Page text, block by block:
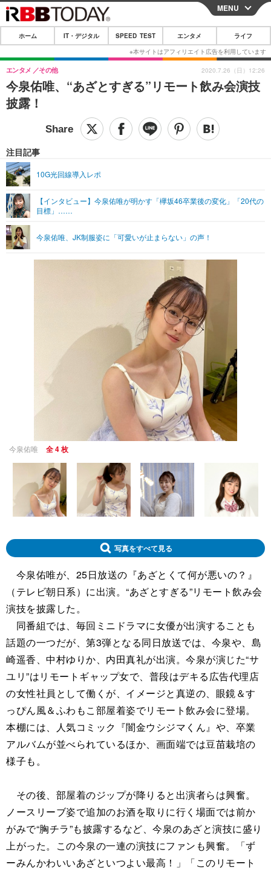
CLOSE
ホーム
IT・デジタル
IT・デジタルTOP スマートフォン
ショッピング その他
SPEED TEST
エンタメTOP 映画・ドラマ
グラビア
ショッピング その他
ライフTOP
その他
リリース一覧
プッシュ通知の停止方法
MENU
ホーム IT・デジタル SPEED TEST エンタメ ライフ
今泉佑唯、“あざとすぎる”リモート飲み会演技
披露！
エンタメ その他
注目記事
10G光回線導入レポ
【インタビュー】今泉佑唯が明かす「欅坂46卒業後の変化」「20代の
目標」……
今泉佑唯、JK制服姿に「可愛いが止まらない」の声！
2020.7.26（日）12:26
今泉佑唯 全 4 枚
写真をすべて見る
今泉佑唯が、25日放送の『あざとくて何が悪いの？』
（テレビ朝日系）に出演。“あざとすぎる”リモート飲み会
演技を披露した。
同番組では、毎回ミニドラマに女優が出演することも
話題の一つだが、第3弾となる同日放送では、今泉や、島
崎遥香、中村ゆりか、内田真礼が出演。今泉が演じた“サ
ユリ”はリモートギャップ女で、普段はデキる広告代理店
の女性社員として働くが、イメージと真逆の、眼鏡＆す
っぴん風＆ふわもこ部屋着姿でリモート飲み会に登場。
本棚には、人気コミック『闇金ウシジマくん』や、卒業
アルバムが並べられているほか、画面端では豆苗栽培の
様子も。
その後、部屋着のジップが降りると出演者らは興奮。
ノースリーブ姿で追加のお酒を取りに行く場面では前か
がみで“胸チラ”も披露するなど、今泉のあざと演技に盛り
上がった。この今泉の一連の演技にファンも興奮。「ず
ーみんかわいいあざといつよい最高！」「このリモート